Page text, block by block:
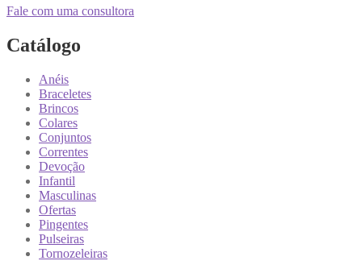
Fale com uma consultora
Catálogo
Anéis
Braceletes
Brincos
Colares
Conjuntos
Correntes
Devoção
Infantil
Masculinas
Ofertas
Pingentes
Pulseiras
Tornozeleiras